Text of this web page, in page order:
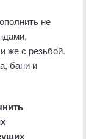
не
же с резьбой.
бани и